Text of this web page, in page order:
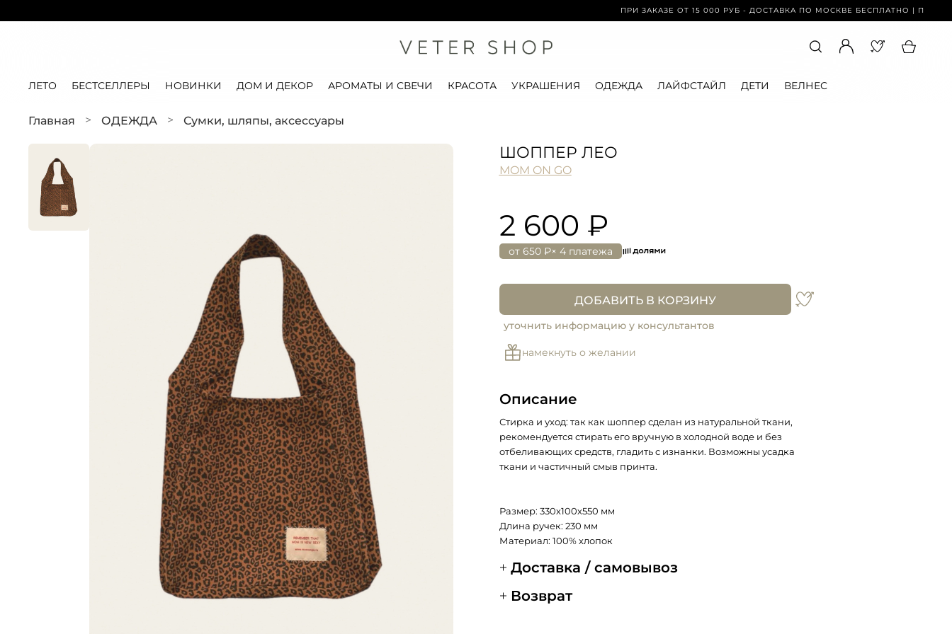
ПРИ ЗАКАЗЕ ОТ 15 000 РУБ - ДОСТАВКА ПО МОСКВЕ БЕСПЛАТНО | ПРИ
ЛЕТО БЕСТСЕЛЛЕРЫ НОВИНКИ ДОМ И ДЕКОР АРОМАТЫ И СВЕЧИ КРАСОТА УКРАШЕНИЯ ОДЕЖДА ЛАЙФСТАЙЛ ДЕТИ ВЕЛНЕС
Главная ОДЕЖДА Сумки, шляпы, аксессуары
ШОППЕР ЛЕО
MOM ON GO
2 600 ₽
от 650 ₽× 4 платежа
ДОБАВИТЬ В КОРЗИНУ
уточнить информацию у консультантов
намекнуть о желании
Описание
Стирка и уход: так как шоппер сделан из натуральной ткани,
рекомендуется стирать его вручную в холодной воде и без
отбеливающих средств, гладить с изнанки. Возможны усадка
ткани и частичный смыв принта.
Размер: 330х100х550 мм
Длина ручек: 230 мм
Материал: 100% хлопок
Доставка / самовывоз
Возврат